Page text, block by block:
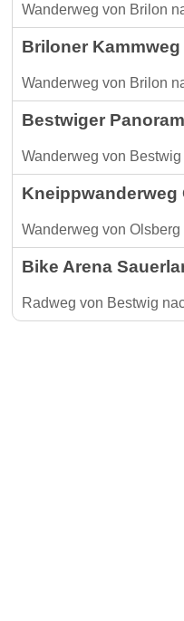
Wanderweg von Brilon
Briloner Kammweg
Wanderweg von Brilon
Bestwiger
Wanderweg von
Kneippwanderweg
Wanderweg von
Bike Arena
Radweg von Bestwig